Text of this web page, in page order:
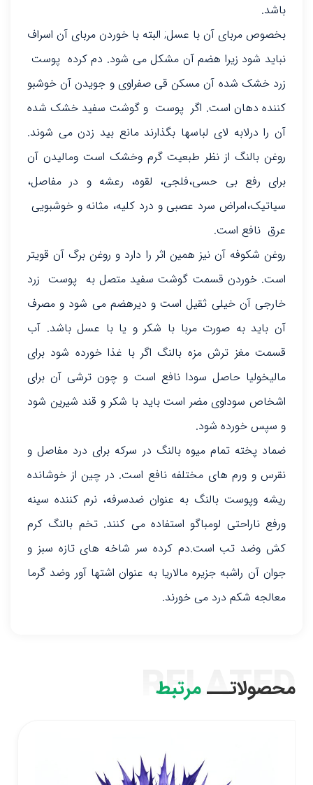
باشد.
بخصوص مربای آن با عسل; البته با خوردن مربای آن اسراف
نباید شود زیرا هضم آن مشکل می شود. دم کرده پوست
زرد خشک شده آن مسکن قی صفراوی و جویدن آن خوشبو
کننده دهان است. اگر پوست و گوشت سفید خشک شده
آن را درلابه لای لباسها بگذارند مانع بید زدن می شوند.
روغن بالنگ از نظر طبعیت گرم وخشک است ومالیدن آن
برای رفع بی حسی،فلجی، لقوه، رعشه و در مفاصل،
سیاتیک،امراض سرد عصبی و درد کلیه، مثانه و خوشبویی
عرق نافع است.
روغن شکوفه آن نیز همین اثر را دارد و روغن برگ آن قویتر
است. خوردن قسمت گوشت سفید متصل به پوست زرد
خارجی آن خیلی ثقیل است و دیرهضم می شود و مصرف
آن باید به صورت مربا با شکر و یا با عسل باشد. آب
قسمت مغز ترش مزه بالنگ اگر با غذا خورده شود برای
مالیخولیا حاصل سودا نافع است و چون ترشی آن برای
اشخاص سوداوی مضر است باید با شکر و قند شیرین شود
و سپس خورده شود.
ضماد پخته تمام میوه بالنگ در سرکه برای درد مفاصل و
نقرس و ورم های مختلفه نافع است. در چین از خوشانده
ریشه وپوست بالنگ به عنوان ضدسرفه، نرم کننده سینه
ورفع ناراحتی لومباگو استفاده می کنند. تخم بالنگ کرم
کش وضد تب است.دم کرده سر شاخه های تازه سبز و
جوان آن راشبه جزیره مالاریا به عنوان اشتها آور وضد گرما
معالجه شکم درد می خورند.
محصولاتـــمرتبط
RELATED